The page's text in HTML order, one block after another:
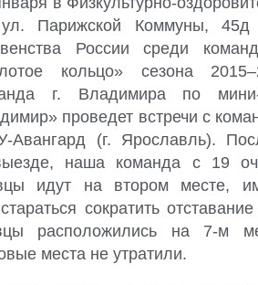
Парижской Коммуны, 45д
России среди
кольцо»сезона 2015–
г. Владимира по мини-
проведет встречи с
(г. Ярославль).
наша команда с 19
идут на втором месте,
сократить
расположились на 7-м
места не утратили.